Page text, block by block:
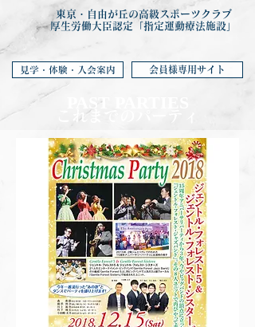
東京・自由が丘の高級スポーツクラブ
厚生労働大臣認定「指定運動療法施設」
見学・体験・入会案内 会員様専用サイト
PAST PARTIES
これまでのパーティ